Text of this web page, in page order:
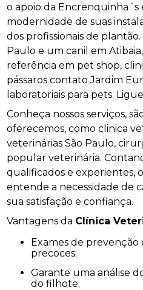
o apoio da Encrenquinha´s
modernidade de suas
dos profissionais de
Paulo e um canil em
referência em pet shop,
pássaros contato Jardim
laboratoriais para pets.
Conheça nossos serviços,
oferecemos, como clinica
veterinárias São Paulo,
popular veterinária.
qualificados e experientes,
entende a necessidade de
sua satisfação e confiança.
Vantagens da Clínica
Exames de prevenção e os diagnósticos
precoces;
Garante uma análise do estado geral de saúde
do filhote;